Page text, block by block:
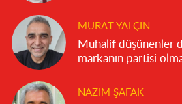
MURAT YALÇIN
Muhalif düşünenler
markanın partisi
NAZIM ŞAFAK